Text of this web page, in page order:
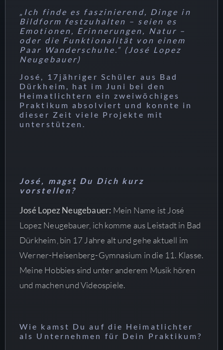
„Ich finde es faszinierend, Dinge in
Bildform festzuhalten – seien es
Emotionen, Erinnerungen, Natur –
oder die Funktionalität von einem
Paar Wanderschuhe.“ (José Lopez
Neugebauer)
José, 17jähriger Schüler aus Bad
Dürkheim, hat im Juni bei den
Heimatlichtern ein zweiwöchiges
Praktikum absolviert und konnte in
dieser Zeit viele Projekte mit
unterstützen.
José, magst Du Dich kurz
vorstellen?
José Lopez Neugebauer: Mein Name ist José
Lopez Neugebauer, ich komme aus Leistadt in Bad
Dürkheim, bin 17 Jahre alt und gehe aktuell im
Werner-Heisenberg-Gymnasium in die 11. Klasse.
Meine Hobbies sind unter anderem Musik hören
und machen und Videospiele.
Wie kamst Du auf die Heimatlichter
als Unternehmen für Dein Praktikum?